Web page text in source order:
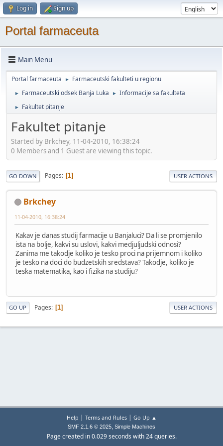
Log in Sign up
Portal farmaceuta
Main Menu
Portal farmaceuta ► Farmaceutski fakulteti u regionu
► Farmaceutski odsek Banja Luka ► Informacije sa fakulteta
► Fakultet pitanje
Fakultet pitanje
Started by Brkchey, 11-04-2010, 16:38:24
0 Members and 1 Guest are viewing this topic.
GO DOWN Pages 1 USER ACTIONS
Brkchey
11-04-2010, 16:38:24
Kakav je danas studij farmacije u Banjaluci? Da li se promjenilo
ista na bolje, kakvi su uslovi, kakvi medjuljudski odnosi?
Zanima me takodje koliko je tesko proci na prijemnom i koliko
je tesko na doci do budzetskih sredstava? Takodje, koliko je
teska matematika, kao i fizika na studiju?
GO UP Pages 1 USER ACTIONS
Help | Terms and Rules| Go Up ▲
SMF 2.1.6 © 2025, Simple Machines
Page created in 0.029 seconds with 24 queries.